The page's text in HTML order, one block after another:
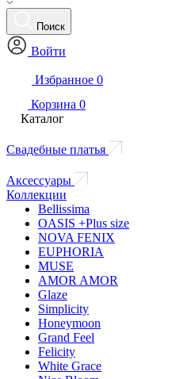
Поиск
Войти
Избранное 0
Корзина 0
Каталог
Свадебные платья
Аксессуары
Коллекции
Bellissima
OASIS +Plus size
NOVA FENIX
EUPHORIA
MUSE
AMOR AMOR
Glaze
Simplicity
Honeymoon
Grand Feel
Felicity
White Grace